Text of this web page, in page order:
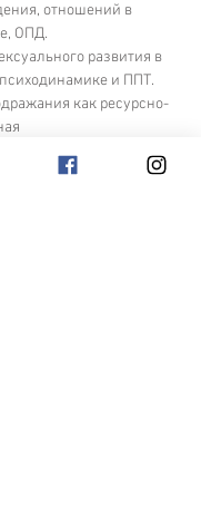
отношений в
OПД.
развития в
и ППТ.
как ресурсно-
реакции и